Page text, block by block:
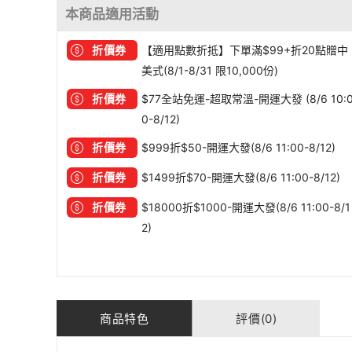
本商品適用活動
折價券
【適用點數折抵】下單滿$99+折20點贈中
美式(8/1-8/31 限10,000份)
折價券
$77全站免運-超取常溫-開運大發 (8/6
0-8/12)
折價券 $999折$50-開運大發(8/6 11:00-8/12)
折價券 $1499折$70-開運大發(8/6 11:00-8/12)
折價券
$18000折$1000-開運大發(8/6 11:00-8/1
2)
商品特色 評價(0)